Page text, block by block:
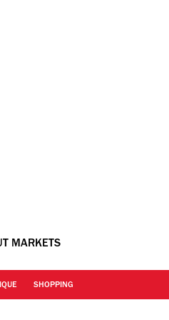
MARKETS
SHOPPING